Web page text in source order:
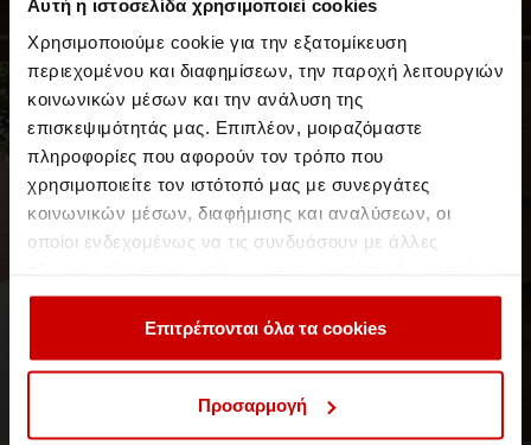
Αυτή η ιστοσελίδα χρησιμοποιεί cookies
Χρησιμοποιούμε cookie για την εξατομίκευση
περιεχομένου και διαφημίσεων, την παροχή λειτουργιών
κοινωνικών μέσων και την ανάλυση της
επισκεψιμότητάς μας. Επιπλέον, μοιραζόμαστε
πληροφορίες που αφορούν τον τρόπο που
χρησιμοποιείτε τον ιστότοπό μας με συνεργάτες
κοινωνικών μέσων, διαφήμισης και αναλύσεων, οι
οποίοι ενδεχομένως να τις συνδυάσουν με άλλες
έχουν συλλέξει σε σχέση με την από μέρους σας χρήση
των υπηρεσιών τους.Επιτρέπονται όλα τα cookies
Προσαρμογή
γράφει ο Νάσος Φωτόπουλος, Life Coach
Νέα & Blog Blog